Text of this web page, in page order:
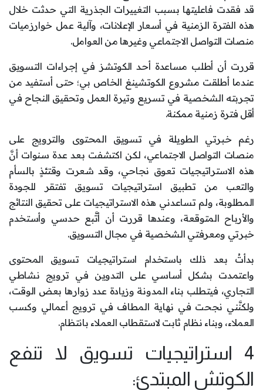
قد فقدت فاعليتها بسبب التغييرات الجذرية التي حدثت خلال
هذه الفترة الزمنية في أسعار الإعلانات، وآلية عمل خوارزميات
منصات التواصل الاجتماعي وغيرها من العوامل.
قررت أن أطلب مساعدة أحد الكوتشز في إجراءات التسويق
عندما أطلقت مشروع الكوتشينغ الخاص بي؛ حتى أستفيد من
تجربته الشخصية في تسريع وتيرة العمل وتحقيق النجاح في
أقل فترة زمنية ممكنة.
رغم خبرتي الطويلة في تسويق المحتوى والترويج على
منصات التواصل الاجتماعي، لكن اكتشفت بعد عدة سنوات أنَّ
هذه الاستراتيجيات تعوق نجاحي، وقد شعرت وقتئذٍ بالسأم
والتعب من تطبيق استراتيجيات تسويق تفتقر للجودة
المطلوبة، ولم تساعدني هذه الاستراتيجيات على تحقيق النتائج
والأرباح المتوقعة، وعندها قررت أن أتَّبع حدسي وأستخدم
خبرتي ومعرفتي الشخصية في مجال التسويق.
بدأتُ بعد ذلك باستخدام استراتيجيات تسويق المحتوى
واعتمدت بشكل أساسي على التدوين في ترويج نشاطي
التجاري، فيتطلب بناء المدونة وزيادة عدد زوارها بعض الوقت،
ولكنَّني نجحت في نهاية المطاف في ترويج أعمالي وكسب
العملاء، وبناء نظام ثابت لاستقطاب العملاء بانتظام.
4 استراتيجيات تسويق لا تنفع
الكوتش المبتدئ: